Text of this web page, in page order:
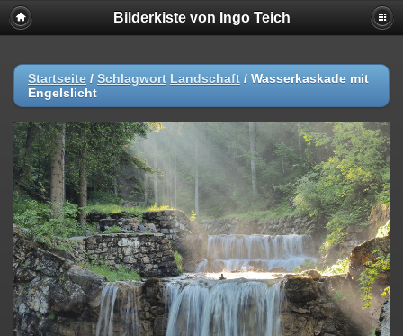
Bilderkiste von Ingo Teich
Startseite / Schlagwort Landschaft / Wasserkaskade mit
Engelslicht